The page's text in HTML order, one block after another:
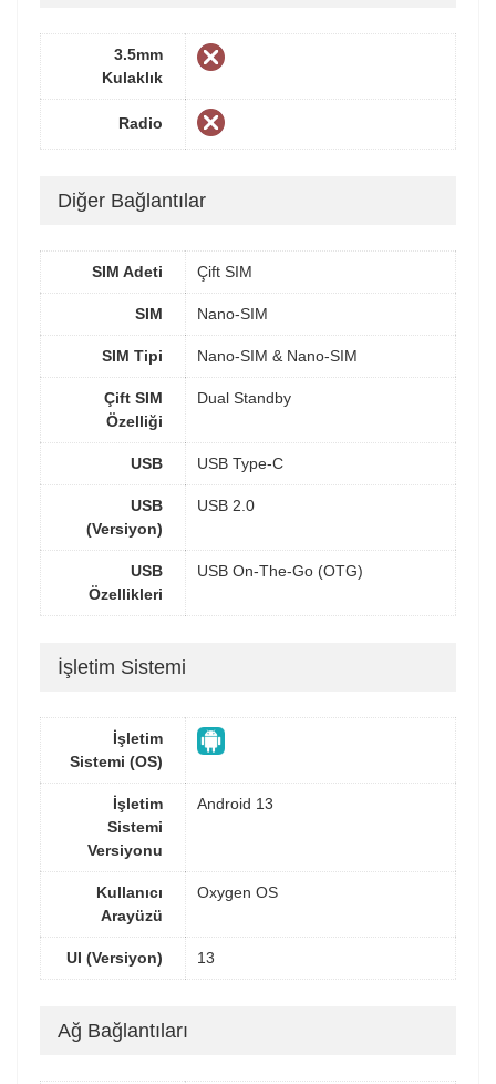
3.5mm
Kulaklık
Radio
Diğer Bağlantılar
SIM Adeti Çift SIM
SIM Nano-SIM
SIM Tipi Nano-SIM & Nano-SIM
Çift SIM
Özelliği
Dual Standby
USB USB Type-C
USB
(Versiyon)
USB 2.0
USB
Özellikleri
USB On-The-Go (OTG)
İşletim Sistemi
İşletim
Sistemi (OS)
İşletim
Sistemi
Versiyonu
Android 13
Kullanıcı
Arayüzü
Oxygen OS
UI (Versiyon) 13
Ağ Bağlantıları